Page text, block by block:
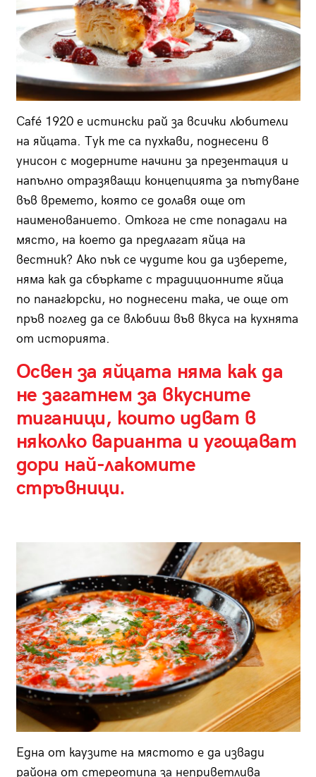
Café 1920 е истински рай за всички любители
на яйцата. Тук те са пухкави, поднесени в
унисон с модерните начини за презентация и
напълно отразяващи концепцията за пътуване
във времето, която се долавя още от
наименованието. Откога не сте попадали на
място, на което да предлагат яйца на
вестник? Ако пък се чудите кои да изберете,
няма как да сбъркате с традиционните яйца
по панагюрски, но поднесени така, че още от
пръв поглед да се влюбиш във вкуса на кухнята
от историята.
Освен за яйцата няма как да
не загатнем за вкусните
тиганици, които идват в
няколко варианта и угощават
дори най-лакомите
стръвници.
Една от каузите на мястото е да извади
района от стереотипа за неприветлива